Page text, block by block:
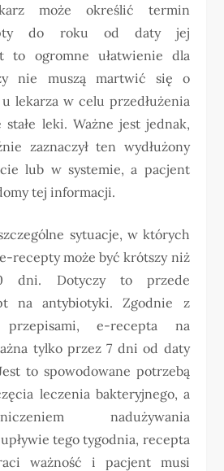
może określić termin
do roku od daty jej
to ogromne ułatwienie dla
nie muszą martwić się o
lekarza w celu przedłużenia
leki. Ważne jest jednak,
zaznaczył ten wydłużony
lub w systemie, a pacjent
tej informacji.
sytuacje, w których
recepty może być krótszy niż
dni. Dotyczy to przede
na antybiotyki. Zgodnie z
przepisami, e-recepta na
tylko przez 7 dni od daty
to spowodowane potrzebą
leczenia bakteryjnego, a
nadużywania
tego tygodnia, recepta
ważność i pacjent musi